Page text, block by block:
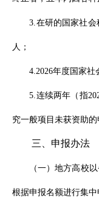
3.在研的国家社
人；
4.2026年度国家社
5.连续两年（指
究一般项目未获资助的
三、申报办法
（一）地方高校以
根据申报名额进行集中